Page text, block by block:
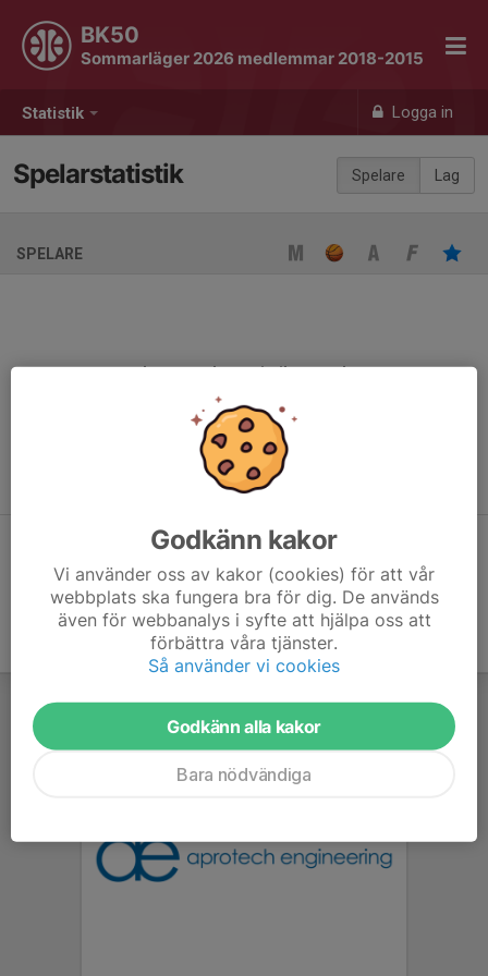
Statistik Logga in
BK50
Sommarläger 2026 medlemmar 2018-2015
Spelare Lag
Spelarstatistik
SPELARE
Ingen spelarstatistik sparad
När ni fyller i uppställning på respektive match visas statistiken
automatiskt på denna sida
Godkänn kakor
Vi använder oss av kakor (cookies) för att vår
webbplats ska fungera bra för dig. De används
även för webbanalys i syfte att hjälpa oss att
förbättra våra tjänster.
Så använder vi cookies
Godkänn alla kakor
Bara nödvändiga